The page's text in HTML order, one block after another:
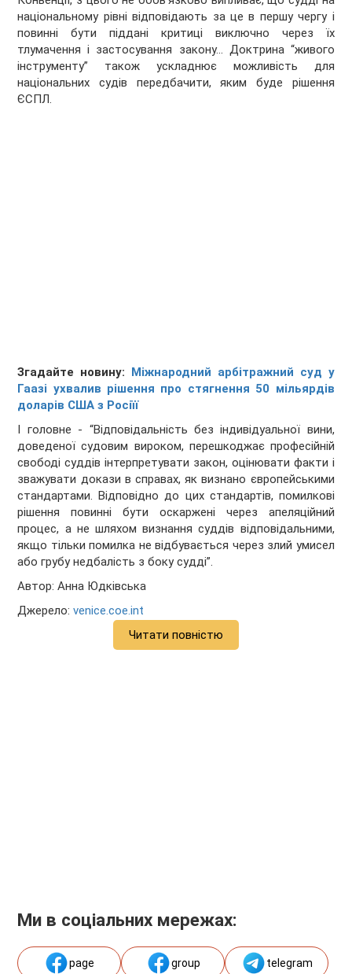
національному рівні відповідають за це в першу чергу і
повинні бути піддані критиці виключно через їх
тлумачення і застосування закону… Доктрина “живого
інструменту” також ускладнює можливість для
національних судів передбачити, яким буде рішення
ЄСПЛ.
Згадайте новину: Міжнародний арбітражний суд у
Гаазі ухвалив рішення про стягнення 50 мільярдів
доларів США з Росіїї
І головне - “Відповідальність без індивідуальної вини,
доведеної судовим вироком, перешкоджає професійній
свободі суддів інтерпретувати закон, оцінювати факти і
зважувати докази в справах, як визнано європейськими
стандартами. Відповідно до цих стандартів, помилкові
рішення повинні бути оскаржені через апеляційний
процес, а не шляхом визнання суддів відповідальними,
якщо тільки помилка не відбувається через злий умисел
або грубу недбалість з боку судді”.
Автор: Анна Юдківська
Джерело:venice.coe.int
Читати повністю
Ми в соціальних мережах:
page group telegram